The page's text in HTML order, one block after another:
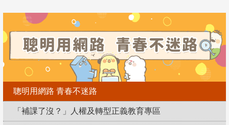
聰明用網路 青春不迷路
「補課了沒？」人權及轉型正義教育專區